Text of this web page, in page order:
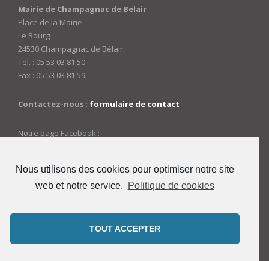
Nous utilisons des cookies pour optimiser notre site
web et notre service.
Politique de cookies
TOUT ACCEPTER
Mairie de Champagnac de Belair
Place de la Mairie
Le Bourg
24530 Champagnac de Bélair
Tel. : 05 53 03 81 50
Fax : 05 53 03 81 59
Contactez-nous : formulaire de contact
Notre page Facebook :
ACCES ADMINISTRATEURS